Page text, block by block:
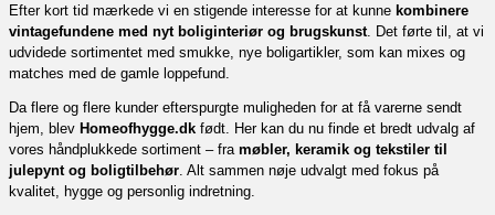
Efter kort tid mærkede vi en stigende interesse for at kunne kombinere
vintagefundene med nyt boliginteriør og brugskunst . Det førte til, at vi
udvidede sortimentet med smukke, nye boligartikler, som kan mixes og
matches med de gamle loppefund.
Da flere og flere kunder efterspurgte muligheden for at få varerne sendt
hjem, blev Homeofhygge.dk født. Her kan du nu finde et bredt udvalg af
vores håndplukkede sortiment – fra møbler, keramik og tekstiler til
julepynt og boligtilbehør. Alt sammen nøje udvalgt med fokus på
kvalitet, hygge og personlig indretning.